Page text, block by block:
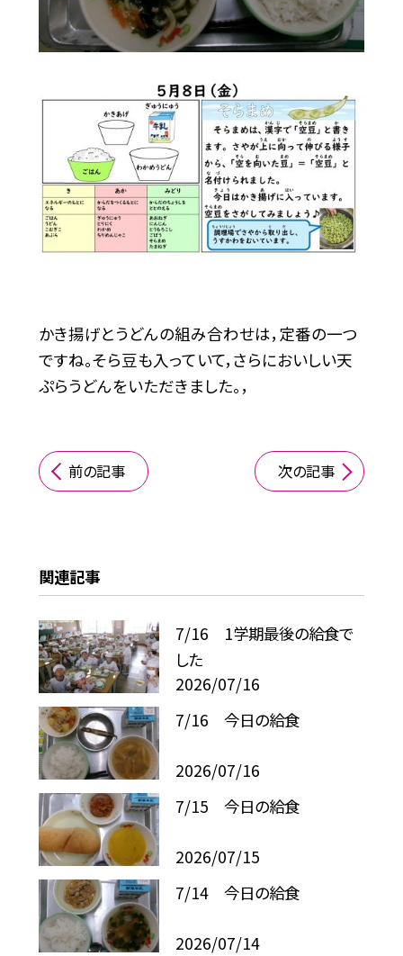
かき揚げとうどんの組み合わせは，定番の一つ
ですね。そら豆も入っていて，さらにおいしい天
ぷらうどんをいただきました。，
前の記事 次の記事
関連記事
7/16 1学期最後の給食で
した
2026/07/16
7/16 今日の給食
2026/07/16
7/15 今日の給食
2026/07/15
7/14 今日の給食
2026/07/14